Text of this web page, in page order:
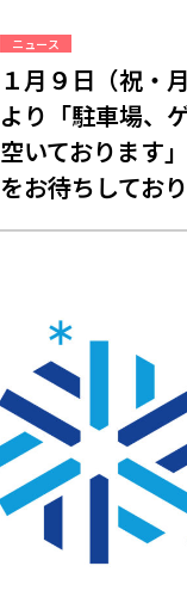
ニュース
１月９日（祝・
より「駐車場、
空いております
をお待ちしており